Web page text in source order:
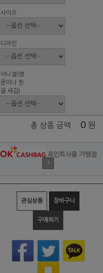
사이즈
디자인
이니셜(영
문이나 한
글 새김)
총 상품 금액 0 원
포인트사용 가맹점
?
관심상품 장바구니
구매하기